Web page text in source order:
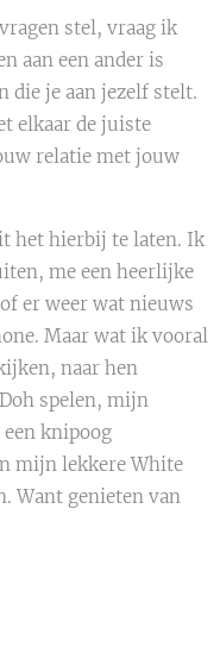
stel, vraag ik
aan een ander is
die je aan jezelf stelt.
elkaar de juiste
relatie met jouw
het hierbij te laten. Ik
me een heerlijke
er weer wat nieuws
Maar wat ik vooral
naar hen
spelen, mijn
knipoog
mijn lekkere White
Want genieten van